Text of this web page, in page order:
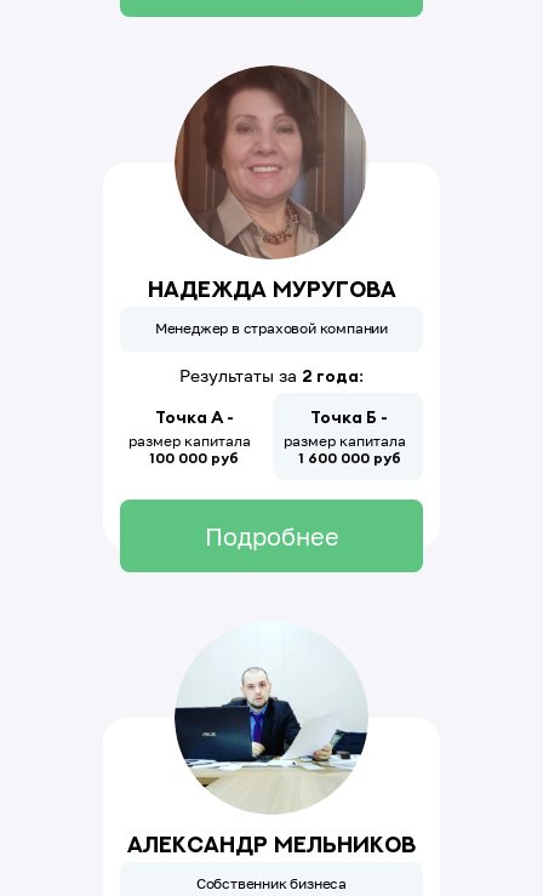
Надежда Муругова
Менеджер в страховой компании
Результаты за 2 года:
Точка А - Точка Б -
размер капитала
100 000 руб
размер капитала
1 600 000 руб
Подробнее
Александр Мельников
Собственник бизнеса